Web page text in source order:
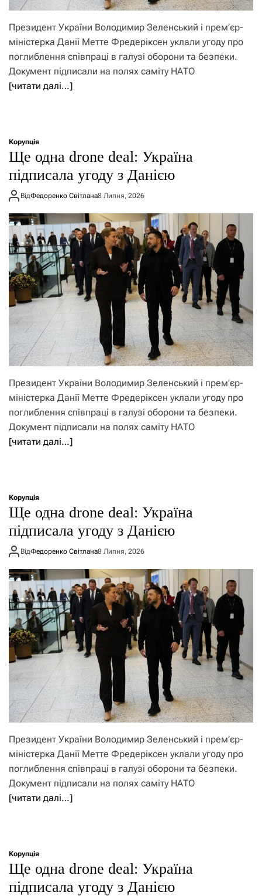
Президент України Володимир Зеленський і прем’єр-
міністерка Данії Метте Фредеріксен уклали угоду про
поглиблення співпраці в галузі оборони та безпеки.
Документ підписали на полях саміту НАТО
[читати далі…]
Корупція
Ще одна drone deal: Україна
підписала угоду з Данією
ВідФедоренко Світлана8 Липня, 2026
Президент України Володимир Зеленський і прем’єр-
міністерка Данії Метте Фредеріксен уклали угоду про
поглиблення співпраці в галузі оборони та безпеки.
Документ підписали на полях саміту НАТО
[читати далі…]
Корупція
Ще одна drone deal: Україна
підписала угоду з Данією
ВідФедоренко Світлана8 Липня, 2026
Президент України Володимир Зеленський і прем’єр-
міністерка Данії Метте Фредеріксен уклали угоду про
поглиблення співпраці в галузі оборони та безпеки.
Документ підписали на полях саміту НАТО
[читати далі…]
Корупція
Ще одна drone deal: Україна
підписала угоду з Данією